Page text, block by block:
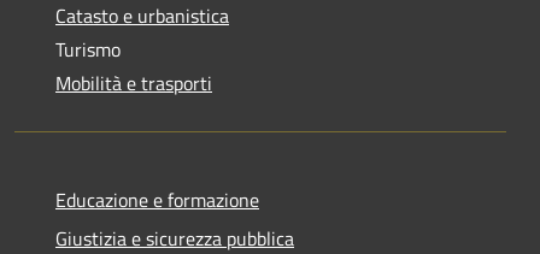
Catasto e urbanistica
Turismo
Mobilità e trasporti
Educazione e formazione
Giustizia e sicurezza pubblica